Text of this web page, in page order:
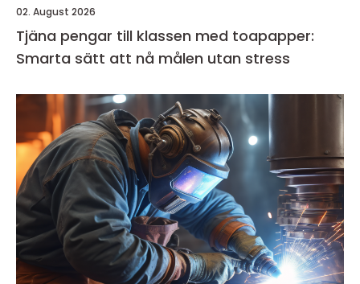
02. August 2026
Tjäna pengar till klassen med toapapper:
Smarta sätt att nå målen utan stress